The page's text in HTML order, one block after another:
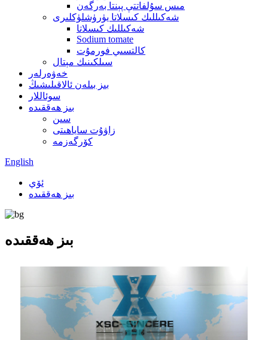
مىس سۇلفاتتې پېنتا بەرگەن
شەكىللىك كىسلاتا يۈرۈشلۈكلىرى
شەكىللىك كىسلاتا
Sodium tomate
كالتسىي فورمۇت
سىلكىنىك مېتال
خەۋەرلەر
بىز بىلەن ئالاقىلىشىڭ
سوئاللار
بىز ھەققىدە
سىن
زاۋۇت ساياھىتى
كۆرگەزمە
English
ئۆي
بىز ھەققىدە
بىز ھەققىدە